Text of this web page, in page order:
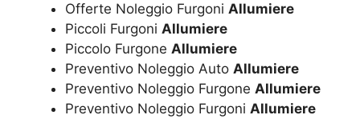
Offerte Noleggio Furgoni Allumiere
Piccoli Furgoni Allumiere
Piccolo Furgone Allumiere
Preventivo Noleggio Auto Allumiere
Preventivo Noleggio Furgone Allumiere
Preventivo Noleggio Furgoni Allumiere